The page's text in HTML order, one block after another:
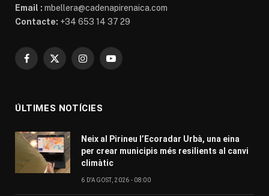
Email : mbellera@cadenapirenaica.com
Contacte: +34 653 14 37 29
Facebook
X
InstagramYouTube
ÚLTIMES NOTÍCIES
Neix al Pirineu l’Ecoradar Urbà, una eina
per crear municipis més resilients al canvi
climàtic
6 D'AGOST, 2026 - 08:00